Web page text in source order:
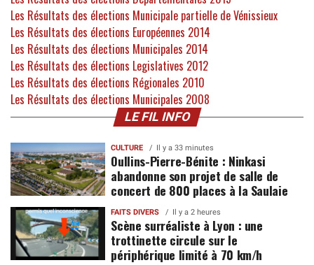
Les Résultats des élections Municipale partielle de Vénissieux
Les Résultats des élections Européennes 2014
Les Résultats des élections Municipales 2014
Les Résultats des élections Legislatives 2012
Les Résultats des élections Régionales 2010
Les Résultats des élections Municipales 2008
LE FIL INFO
CULTURE Il y a 33 minutes
Oullins-Pierre-Bénite : Ninkasi
abandonne son projet de salle de
concert de 800 places à la Saulaie
FAITS DIVERS Il y a 2 heures
Scène surréaliste à Lyon : une
trottinette circule sur le
périphérique limité à 70 km/h